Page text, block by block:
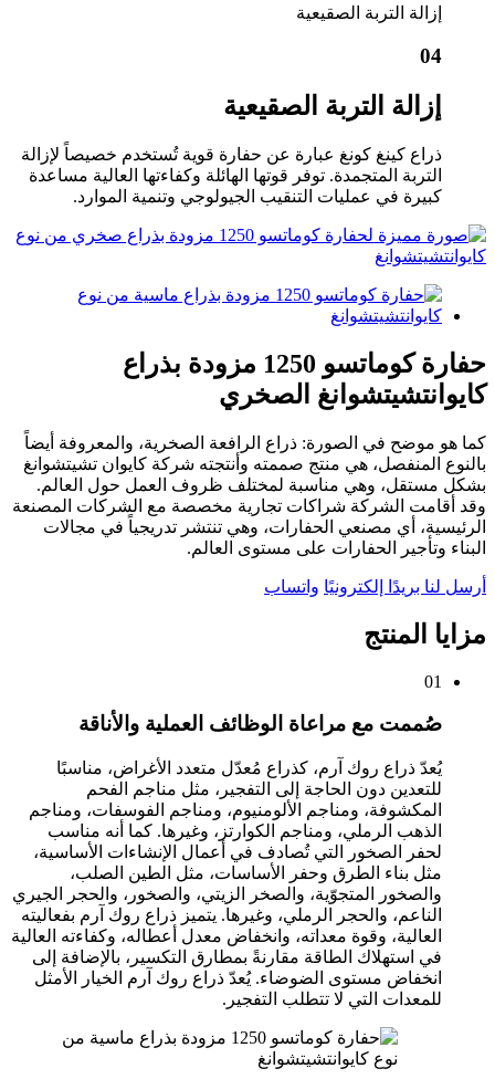
إزالة التربة الصقيعية
04
إزالة التربة الصقيعية
ذراع كينغ كونغ عبارة عن حفارة قوية تُستخدم خصيصاً لإزالة
التربة المتجمدة. توفر قوتها الهائلة وكفاءتها العالية مساعدة
كبيرة في عمليات التنقيب الجيولوجي وتنمية الموارد.
حفارة كوماتسو 1250 مزودة بذراع
كايوانتشيتشوانغ الصخري
كما هو موضح في الصورة: ذراع الرافعة الصخرية، والمعروفة أيضاً
بالنوع المنفصل، هي منتج صممته وأنتجته شركة كايوان تشيتشوانغ
بشكل مستقل، وهي مناسبة لمختلف ظروف العمل حول العالم.
وقد أقامت الشركة شراكات تجارية مخصصة مع الشركات المصنعة
الرئيسية، أي مصنعي الحفارات، وهي تنتشر تدريجياً في مجالات
البناء وتأجير الحفارات على مستوى العالم.
أرسل لنا بريدًا إلكترونيًا واتساب
مزايا المنتج
01
صُممت مع مراعاة الوظائف العملية والأناقة
يُعدّ ذراع روك آرم، كذراع مُعدّل متعدد الأغراض، مناسبًا
للتعدين دون الحاجة إلى التفجير، مثل مناجم الفحم
المكشوفة، ومناجم الألومنيوم، ومناجم الفوسفات، ومناجم
الذهب الرملي، ومناجم الكوارتز، وغيرها. كما أنه مناسب
لحفر الصخور التي تُصادف في أعمال الإنشاءات الأساسية،
مثل بناء الطرق وحفر الأساسات، مثل الطين الصلب،
والصخور المتجوّية، والصخر الزيتي، والصخور، والحجر الجيري
الناعم، والحجر الرملي، وغيرها. يتميز ذراع روك آرم بفعاليته
العالية، وقوة معداته، وانخفاض معدل أعطاله، وكفاءته العالية
في استهلاك الطاقة مقارنةً بمطارق التكسير، بالإضافة إلى
انخفاض مستوى الضوضاء. يُعدّ ذراع روك آرم الخيار الأمثل
للمعدات التي لا تتطلب التفجير.